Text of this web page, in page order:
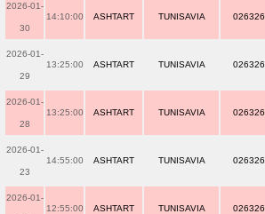
2026-01-
30
14:10:00 ASHTART TUNISAVIA 026326
2026-01-
29
13:25:00 ASHTART TUNISAVIA 026326
2026-01-
28
13:25:00 ASHTART TUNISAVIA 026326
2026-01-
23
14:55:00 ASHTART TUNISAVIA 026326
2026-01-
12:55:00 ASHTART TUNISAVIA 026326